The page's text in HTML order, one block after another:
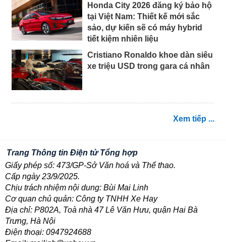
Honda City 2026 đăng ký bảo hộ
tại Việt Nam: Thiết kế mới sắc
sảo, dự kiến sẽ có máy hybrid
tiết kiệm nhiên liệu
Cristiano Ronaldo khoe dàn siêu
xe triệu USD trong gara cá nhân
Xem tiếp ...
Trang Thông tin Điện tử Tổng hợp
Giấy phép số: 473/GP-Sở Văn hoá và Thể thao.
Cấp ngày 23/9/2025.
Chịu trách nhiệm nội dung: Bùi Mai Linh
Cơ quan chủ quản: Công ty TNHH Xe Hay
Địa chỉ: P802A, Toà nhà 47 Lê Văn Hưu, quận Hai Bà
Trưng, Hà Nội
Điện thoại: 0947924688